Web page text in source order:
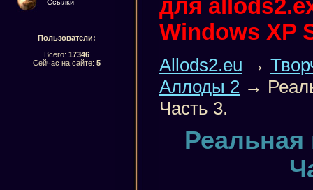
Ссылки
Пользователи:
Всего: 17346
Сейчас на сайте: 5
для
Windows XP
Allods2.eu →
Аллоды 2 →
Часть 3.
Реальная